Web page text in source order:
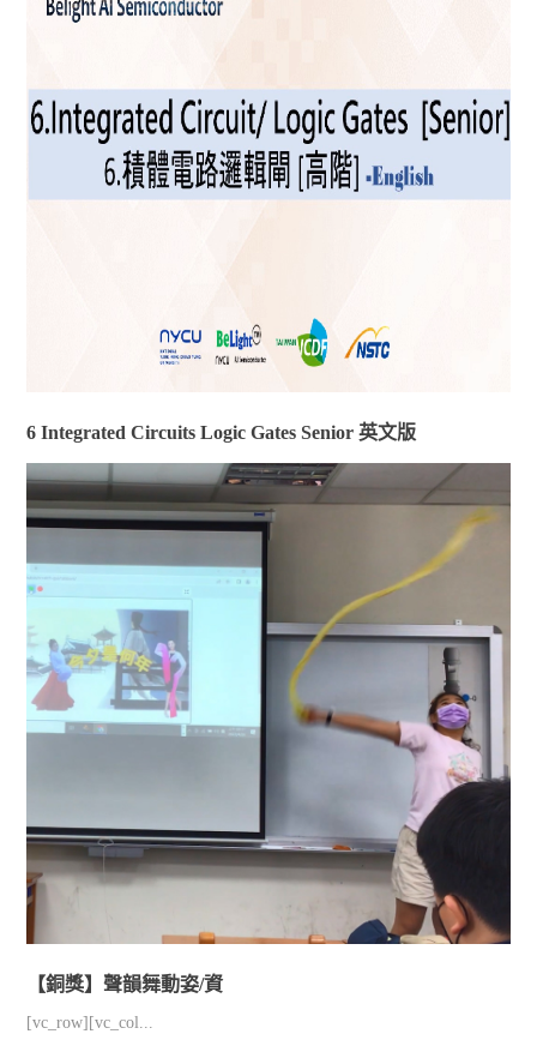
6 Integrated Circuits Logic Gates Senior 英文版
【銅獎】聲韻舞動姿/資
[vc_row][vc_col...